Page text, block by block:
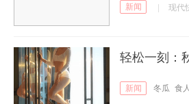
新闻 现代
轻松一刻：
新闻 冬瓜 食